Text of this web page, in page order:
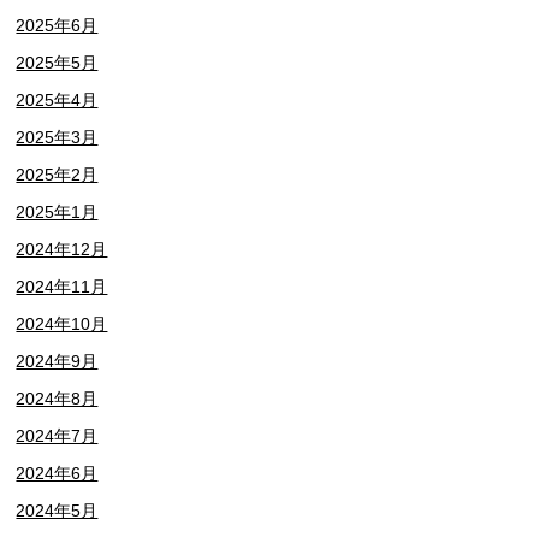
2025年6月
2025年5月
2025年4月
2025年3月
2025年2月
2025年1月
2024年12月
2024年11月
2024年10月
2024年9月
2024年8月
2024年7月
2024年6月
2024年5月